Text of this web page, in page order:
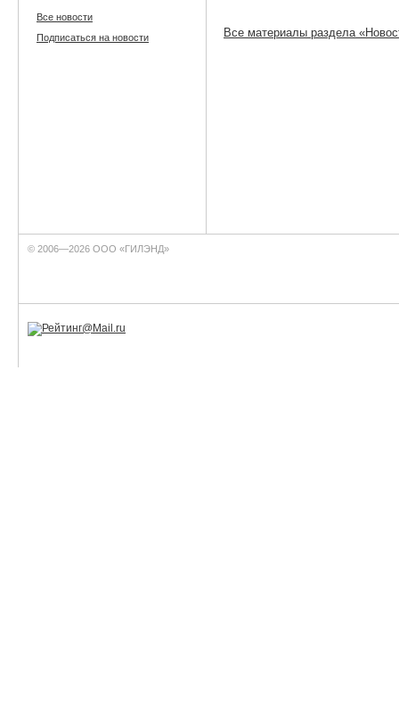
Все материалы раздела
Все новости
Подписаться на новости
© 2006—2026 ООО «ГИЛЭНД»